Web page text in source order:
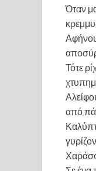
Όταν
Τότε
από